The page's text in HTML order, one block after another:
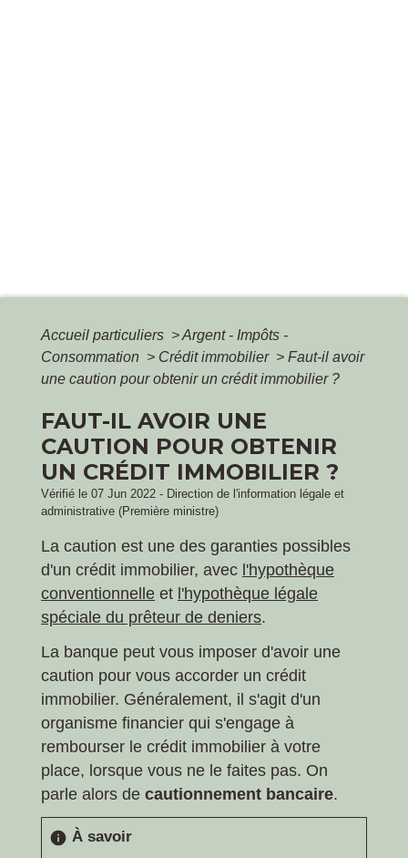
Accueil particuliers >Argent - Impôts -
Consommation > Crédit immobilier > Faut-il avoir
une caution pour obtenir un crédit immobilier ?
FAUT-IL AVOIR UNE
CAUTION POUR OBTENIR
UN CRÉDIT IMMOBILIER ?
Vérifié le 07 Jun 2022 - Direction de l'information légale et
administrative (Première ministre)
La caution est une des garanties possibles
d'un crédit immobilier, avec l'hypothèque
conventionnelle et l'hypothèque légale
spéciale du prêteur de deniers.
La banque peut vous imposer d'avoir une
caution pour vous accorder un crédit
immobilier. Généralement, il s'agit d'un
organisme financier qui s'engage à
rembourser le crédit immobilier à votre
place, lorsque vous ne le faites pas. On
parle alors de cautionnement bancaire.
info À savoir